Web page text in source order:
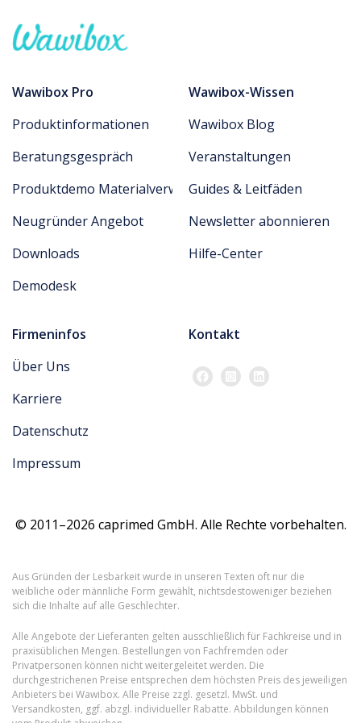
werden kann.
Punkt fähig.
Wawibox Pro
Produktinformationen
Beratungsgespräch
Produktdemo Materialverwaltung
Neugründer Angebot
Downloads
Demodesk
Wawibox-Wissen
Wawibox Blog
Veranstaltungen
Guides & Leitfäden
Newsletter abonnieren
Hilfe-Center
Firmeninfos
Über Uns
Karriere
Datenschutz
Impressum
Kontakt
© 2011–2026 caprimed GmbH. Alle Rechte vorbehalten.
Aus Gründen der Lesbarkeit wurde in unseren Texten oft nur die
weibliche oder männliche Form gewählt, nichtsdestoweniger beziehen
sich die Inhalte auf alle Geschlechter.
Alle Angebote der Lieferanten gelten ausschließlich für Fachkreise und in
praxisüblichen Mengen. Bestellungen von Fachfremden oder
Privatpersonen können nicht weitergeleitet werden. Die
durchgestrichenen Preise entsprechen dem höchsten Preis des jeweiligen
Anbieters bei Wawibox. Alle Preise zzgl. gesetzl. MwSt. und
Versandkosten, ggf. abzgl. individueller Rabatte. Abbildungen können